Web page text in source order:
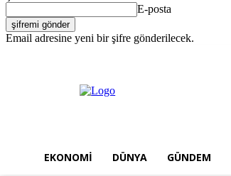
E-posta
Email adresine yeni bir şifre gönderilecek.
EKONOMI DÜNYA GÜNDEM